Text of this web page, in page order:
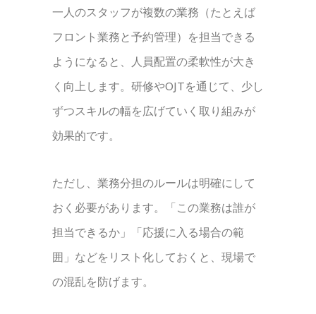
一人のスタッフが複数の業務（たとえば
フロント業務と予約管理）を担当できる
ようになると、人員配置の柔軟性が大き
く向上します。研修やOJTを通じて、少し
ずつスキルの幅を広げていく取り組みが
効果的です。
ただし、業務分担のルールは明確にして
おく必要があります。「この業務は誰が
担当できるか」「応援に入る場合の範
囲」などをリスト化しておくと、現場で
の混乱を防げます。